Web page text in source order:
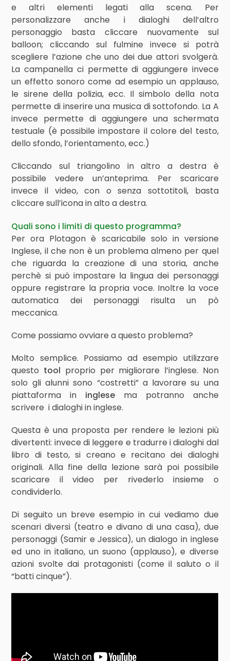
e altri elementi legati alla scena. Per
personalizzare anche i dialoghi dell’altro
personaggio basta cliccare nuovamente sul
balloon; cliccando sul fulmine invece si potrà
scegliere l’azione che uno dei due attori svolgerà.
La campanella ci permette di aggiungere invece
un effetto sonoro come ad esempio un applauso,
le sirene della polizia, ecc. Il simbolo della nota
permette di inserire una musica di sottofondo. La A
invece permette di aggiungere una schermata
testuale (è possibile impostare il colore del testo,
dello sfondo, l’orientamento, ecc.)
Cliccando sul triangolino in altro a destra è
possibile vedere un’anteprima. Per scaricare
invece il video, con o senza sottotitoli, basta
cliccare sull’icona in alto a destra.
Quali sono i limiti di questo programma?
Per ora Plotagon è scaricabile solo in versione
Inglese, il che non è un problema almeno per quel
che riguarda la creazione di una storia, anche
perchè si può impostare la lingua dei personaggi
oppure registrare la propria voce. Inoltre la voce
automatica dei personaggi risulta un pò
meccanica.
Come possiamo ovviare a questo problema?
Molto semplice. Possiamo ad esempio utilizzare
questo tool proprio per migliorare l’inglese. Non
solo gli alunni sono “costretti” a lavorare su una
piattaforma in inglese ma potranno anche
scrivere i dialoghi in inglese.
Questa è una proposta per rendere le lezioni più
divertenti: invece di leggere e tradurre i dialoghi dal
libro di testo, si creano e recitano dei dialoghi
originali. Alla fine della lezione sarà poi possibile
scaricare il video per rivederlo insieme o
condividerlo.
Di seguito un breve esempio in cui vediamo due
scenari diversi (teatro e divano di una casa), due
personaggi (Samir e Jessica), un dialogo in inglese
ed uno in italiano, un suono (applauso), e diverse
azioni svolte dai protagonisti (come il saluto o il
“batti cinque”).